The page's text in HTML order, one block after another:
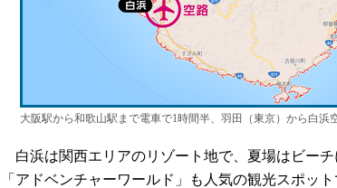
大阪駅から和歌山駅まで電車で1時間半、羽田（東京）から白浜
白浜は関西エリアのリゾート地で、夏場はビー
「アドベンチャーワールド」も人気の観光スポット